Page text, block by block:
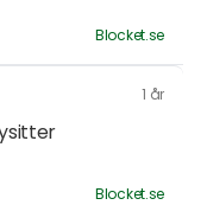
Blocket.se
1 år
Blocket.se